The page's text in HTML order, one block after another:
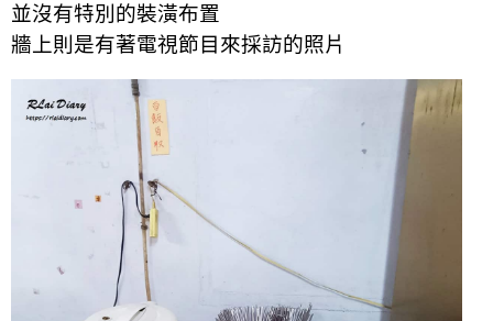
並沒有特別的裝潢布置
牆上則是有著電視節目來採訪的照片